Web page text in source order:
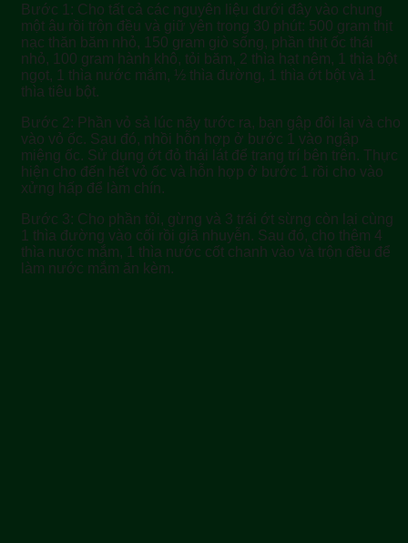
Bước 1: Cho tất cả các nguyên liệu dưới đây vào chung
một âu rồi trộn đều và giữ yên trong 30 phút: 500 gram thịt
nạc thăn băm nhỏ, 150 gram giò sống, phần thịt ốc thái
nhỏ, 100 gram hành khô, tỏi băm, 2 thìa hạt nêm, 1 thìa bột
ngọt, 1 thìa nước mắm, ½ thìa đường, 1 thìa ớt bột và 1
thìa tiêu bột.
Bước 2: Phần vỏ sả lúc nãy tước ra, bạn gập đôi lại và cho
vào vỏ ốc. Sau đó, nhồi hỗn hợp ở bước 1 vào ngập
miệng ốc. Sử dụng ớt đỏ thái lát để trang trí bên trên. Thực
hiện cho đến hết vỏ ốc và hỗn hợp ở bước 1 rồi cho vào
xửng hấp để làm chín.
Bước 3: Cho phần tỏi, gừng và 3 trái ớt sừng còn lại cùng
1 thìa đường vào cối rồi giã nhuyễn. Sau đó, cho thêm 4
thìa nước mắm, 1 thìa nước cốt chanh vào và trộn đều để
làm nước mắm ăn kèm.